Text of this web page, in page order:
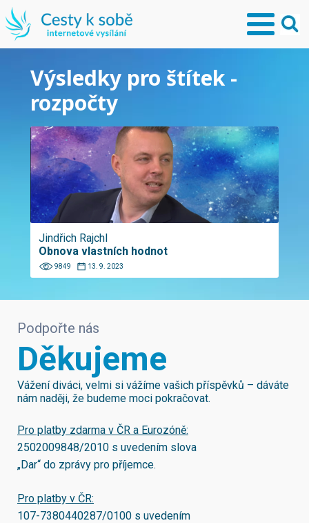
Výsledky pro štítek -
rozpočty
Jindřich Rajchl
Obnova vlastních hodnot
9849 13. 9. 2023
Podpořte nás
Děkujeme
Vážení diváci, velmi si vážíme vašich příspěvků – dáváte
nám naději, že budeme moci pokračovat.
Pro platby zdarma v ČR a Eurozóně:
2502009848/2010 s uvedením slova
„Dar“ do zprávy pro příjemce.
Pro platby v ČR:
107-7380440287/0100 s uvedením